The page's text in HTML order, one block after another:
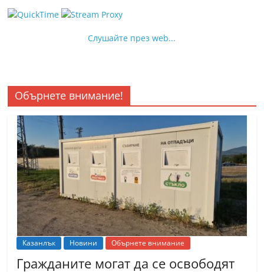
Слушайте през web...
Обърнете внимание!
Казанлък Новини Обърнете внимание
Гражданите могат да се освободят